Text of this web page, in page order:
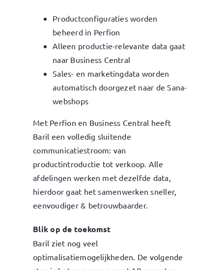
Productconfiguraties worden
beheerd in Perfion
Alleen productie-relevante data gaat
naar Business Central
Sales- en marketingdata worden
automatisch doorgezet naar de Sana-
webshops
Met Perfion en Business Central heeft
Baril een volledig sluitende
communicatiestroom: van
productintroductie tot verkoop. Alle
afdelingen werken met dezelfde data,
hierdoor gaat het samenwerken sneller,
eenvoudiger & betrouwbaarder.
Blik op de toekomst
Baril ziet nog veel
optimalisatiemogelijkheden. De volgende